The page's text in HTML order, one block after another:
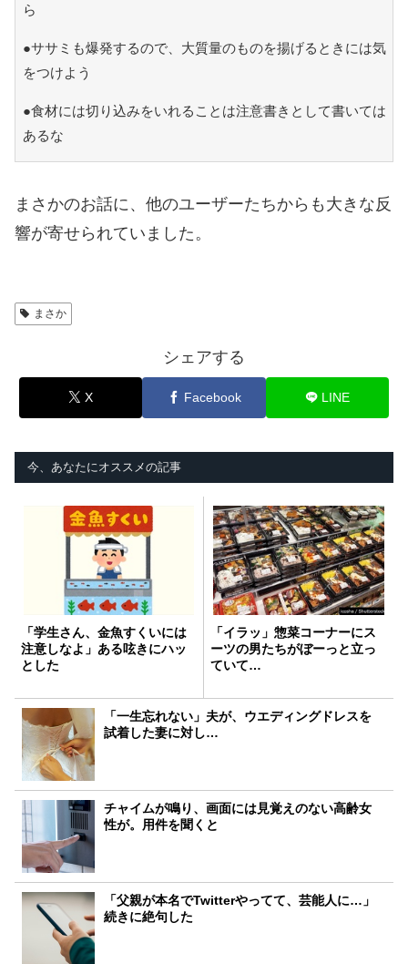
ら
●ササミも爆発するので、大質量のものを揚げるときには気
をつけよう
●食材には切り込みをいれることは注意書きとして書いては
あるな
まさかのお話に、他のユーザーたちからも大きな反
響が寄せられていました。
まさか
シェアする
X Facebook LINE
今、あなたにオススメの記事
「学生さん、金魚すくいには
注意しなよ」ある呟きにハッ
とした
「イラッ」惣菜コーナーにス
ーツの男たちがぼーっと立っ
ていて…
「一生忘れない」夫が、ウエディングドレスを
試着した妻に対し…
チャイムが鳴り、画面には見覚えのない高齢女
性が。用件を聞くと
「父親が本名でTwitterやってて、芸能人に…」
続きに絶句した